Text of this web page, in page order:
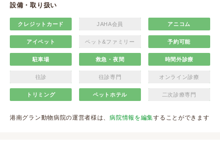
設備・取り扱い
クレジットカード JAHA会員 アニコム
アイペット ペット&ファミリー 予約可能
駐車場 救急・夜間 時間外診療
往診 往診専門 オンライン診療
トリミング ペットホテル 二次診療専門
港南グラン動物病院の運営者様は、病院情報を編集することができます